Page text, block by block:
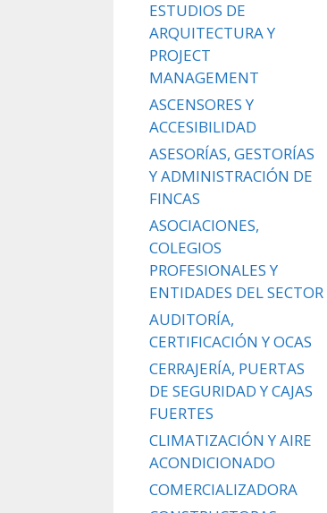
ESTUDIOS DE
ARQUITECTURA Y
PROJECT
MANAGEMENT
ASCENSORES Y
ACCESIBILIDAD
ASESORÍAS, GESTORÍAS
Y ADMINISTRACIÓN DE
FINCAS
ASOCIACIONES,
COLEGIOS
PROFESIONALES Y
ENTIDADES DEL SECTOR
AUDITORÍA,
CERTIFICACIÓN Y OCAS
CERRAJERÍA, PUERTAS
DE SEGURIDAD Y CAJAS
FUERTES
CLIMATIZACIÓN Y AIRE
ACONDICIONADO
COMERCIALIZADORA